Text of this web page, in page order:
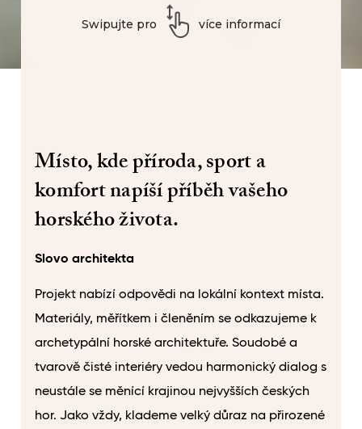
Swipujte pro více informací
Místo, kde příroda, sport a
komfort napíší příběh vašeho
horského života.
Slovo architekta
Projekt nabízí odpovědi na lokální kontext místa.
Materiály, měřítkem i členěním se odkazujeme k
archetypální horské architektuře. Soudobé a
tvarově čisté interiéry vedou harmonický dialog s
neustále se měnící krajinou nejvyšších českých
hor. Jako vždy, klademe velký důraz na přirozené